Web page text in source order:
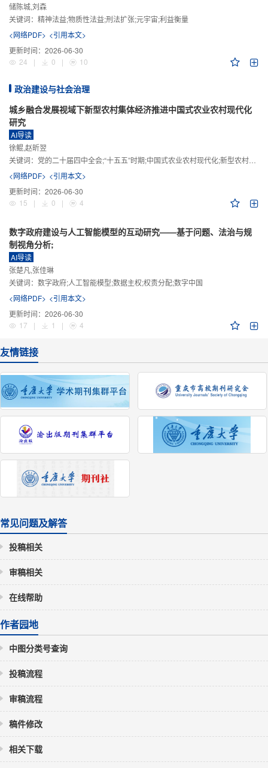
储陈城,刘森
关键词： 精神法益;物质性法益;刑法扩张;元宇宙;利益衡量
<网络PDF> <引用本文>
更新时间： 2026-06-30
24
| 0 | 10
政治建设与社会治理
城乡融合发展视域下新型农村集体经济推进中国式农业农村现代化
研究
AI导读
徐鲲,赵昕翌
关键词： 党的二十届四中全会;“十五五”时期;中国式农业农村现代化;新型农村集体经济;城乡融合发展;新质生产力
<网络PDF> <引用本文>
更新时间： 2026-06-30
15
| 0 | 4
数字政府建设与人工智能模型的互动研究——基于问题、法治与规
制视角分析;
AI导读
张楚凡,张佳琳
关键词： 数字政府;人工智能模型;数据主权;权责分配;数字中国
<网络PDF> <引用本文>
更新时间： 2026-06-30
17
| 1 | 4
友情链接
常见问题及解答
投稿相关
审稿相关
在线帮助
作者园地
中图分类号查询
投稿流程
审稿流程
稿件修改
相关下载